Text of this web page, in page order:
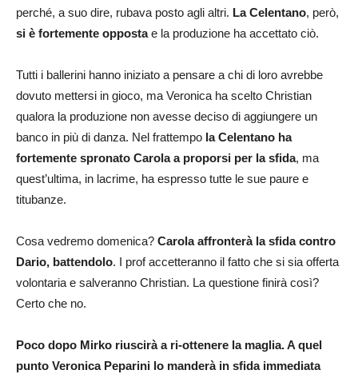
perché, a suo dire, rubava posto agli altri. La Celentano, però,
si è fortemente oppostae la produzione ha accettato ciò.
Tutti i ballerini hanno iniziato a pensare a chi di loro avrebbe
dovuto mettersi in gioco, ma Veronica ha scelto Christian
qualora la produzione non avesse deciso di aggiungere un
banco in più di danza. Nel frattempo la Celentano ha
fortemente spronato Carola a proporsi per la sfida, ma
quest’ultima, in lacrime, ha espresso tutte le sue paure e
titubanze.
Cosa vedremo domenica? Carola affronterà la sfida contro
Dario, battendolo. I prof accetteranno il fatto che si sia offerta
volontaria e salveranno Christian. La questione finirà così?
Certo che no.
Poco dopo Mirko riuscirà a ri-ottenere la maglia. A quel
punto Veronica Peparini lo manderà in sfida immediata